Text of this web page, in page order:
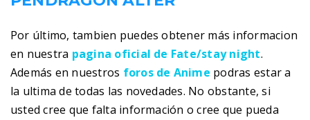
Por último, tambien puedes obtener más informacion
en nuestra pagina oficial de Fate/stay night.
Además en nuestros foros de Anime podras estar a
la ultima de todas las novedades. No obstante, si
usted cree que falta información o cree que pueda